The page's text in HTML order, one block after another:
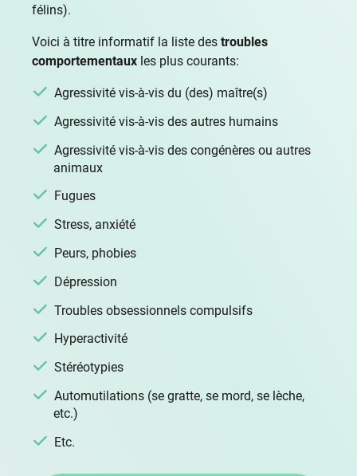
félins).
Voici à titre informatif la liste destroubles
comportementaux les plus courants:
Agressivité vis-à-vis du (des) maître(s)
Agressivité vis-à-vis des autres humains
Agressivité vis-à-vis des congénères ou autres
animaux
Fugues
Stress, anxiété
Peurs, phobies
Dépression
Troubles obsessionnels compulsifs
Hyperactivité
Stéréotypies
Automutilations (se gratte, se mord, se lèche,
etc.)
Etc.